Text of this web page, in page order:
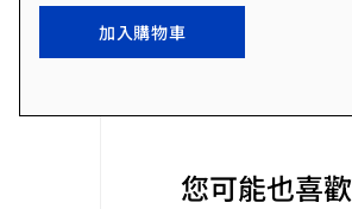
加入購物車
您可能也喜歡